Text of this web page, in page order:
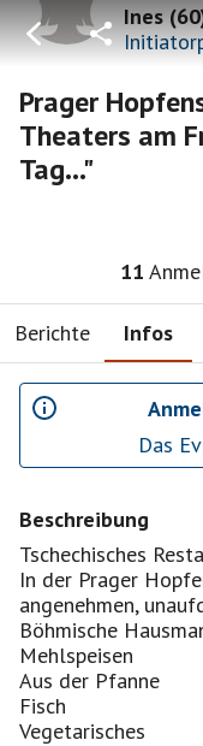
Ines(60
Prager
Theaters am
Tag..."
11
Berichte Infos
Das
Beschreibung
Tschechisches
In der Prager
angenehmen,
Böhmische
Mehlspeisen
Aus der Pfanne
Fisch
Vegetarisches